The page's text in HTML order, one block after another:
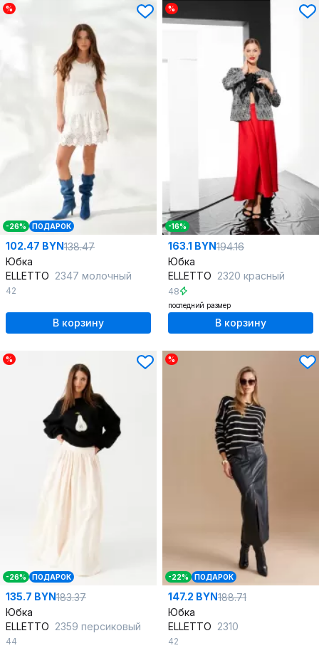
%
-26% ПОДАРОК
102.47 BYN138.47
Юбка
ELLETTO 2347 молочный
42
В корзину
%
-16%
163.1 BYN194.16
Юбка
ELLETTO 2320 красный
48
последний размер
В корзину
%
-26% ПОДАРОК
135.7 BYN183.37
Юбка
ELLETTO 2359 персиковый
44
%
-22% ПОДАРОК
147.2 BYN188.71
Юбка
ELLETTO 2310
42